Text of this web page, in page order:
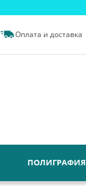
Оплата и доставка
ПОЛИГРАФИЯ